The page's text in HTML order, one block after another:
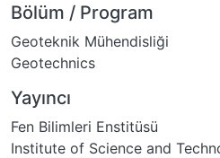
Bölüm / Program
Geoteknik Mühendisliği
Geotechnics
Yayıncı
Fen Bilimleri Enstitüsü
Institute of Science and